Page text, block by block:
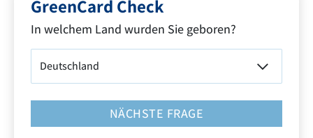
GreenCard Check
In welchem Land wurden Sie geboren?
NÄCHSTE FRAGE